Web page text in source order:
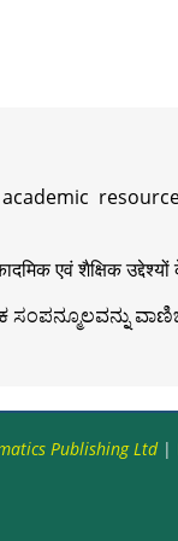
एवं शैक्षिक
Publishing Ltd|